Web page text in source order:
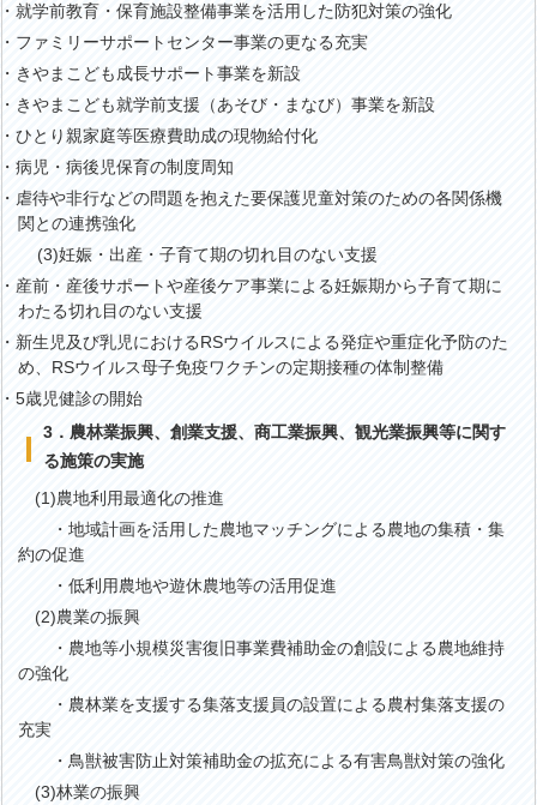
・就学前教育・保育施設整備事業を活用した防犯対策の強化
・ファミリーサポートセンター事業の更なる充実
・きやまこども成長サポート事業を新設
・きやまこども就学前支援（あそび・まなび）事業を新設
・ひとり親家庭等医療費助成の現物給付化
・病児・病後児保育の制度周知
・虐待や非行などの問題を抱えた要保護児童対策のための各関係機
関との連携強化
(3)妊娠・出産・子育て期の切れ目のない支援
・産前・産後サポートや産後ケア事業による妊娠期から子育て期に
わたる切れ目のない支援
・新生児及び乳児におけるRSウイルスによる発症や重症化予防のた
め、RSウイルス母子免疫ワクチンの定期接種の体制整備
・5歳児健診の開始
3．農林業振興、創業支援、商工業振興、観光業振興等に関す
る施策の実施
(1)農地利用最適化の推進
・地域計画を活用した農地マッチングによる農地の集積・集
約の促進
・低利用農地や遊休農地等の活用促進
(2)農業の振興
・農地等小規模災害復旧事業費補助金の創設による農地維持
の強化
・農林業を支援する集落支援員の設置による農村集落支援の
充実
・鳥獣被害防止対策補助金の拡充による有害鳥獣対策の強化
(3)林業の振興